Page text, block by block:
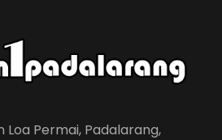
Loa Permai, Padalarang,